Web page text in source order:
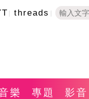
threads
樂 專題 影音